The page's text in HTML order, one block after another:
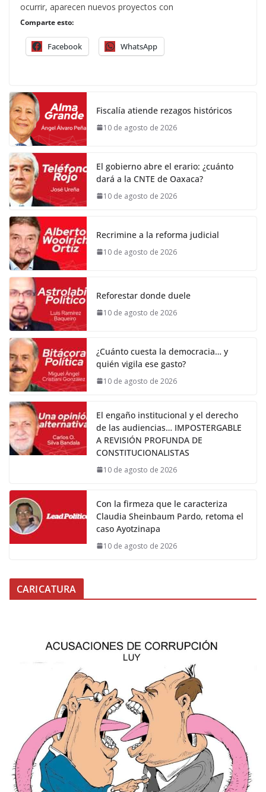
ocurrir, aparecen nuevos proyectos con
Comparte esto:
Facebook WhatsApp
Fiscalía atiende rezagos históricos
10 de agosto de 2026
El gobierno abre el erario: ¿cuánto
dará a la CNTE de Oaxaca?
10 de agosto de 2026
Recrimine a la reforma judicial
10 de agosto de 2026
Reforestar donde duele
10 de agosto de 2026
¿Cuánto cuesta la democracia… y
quién vigila ese gasto?
10 de agosto de 2026
El engaño institucional y el derecho
de las audiencias… IMPOSTERGABLE
A REVISIÓN PROFUNDA DE
CONSTITUCIONALISTAS
10 de agosto de 2026
Con la firmeza que le caracteriza
Claudia Sheinbaum Pardo, retoma el
caso Ayotzinapa
10 de agosto de 2026
CARICATURA